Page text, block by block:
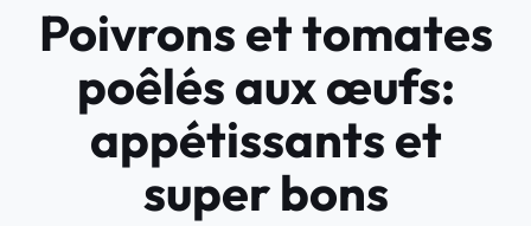
Poivrons et tomates
poêlés aux œufs:
appétissants et
super bons